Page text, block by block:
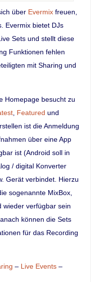
über Evermixfreuen,
Evermix bietet DJs
Sets und stellt diese
Funktionen fehlen
mit Sharing und
Homepage besucht zu
, Featured und
ist die Anmeldung
über eine App
ist (Android soll in
/ digital Konverter
Gerät verbindet. Hierzu
sogenannte MixBox,
wieder verfügbar sein
können die Sets
für das Recording
– Live Events–